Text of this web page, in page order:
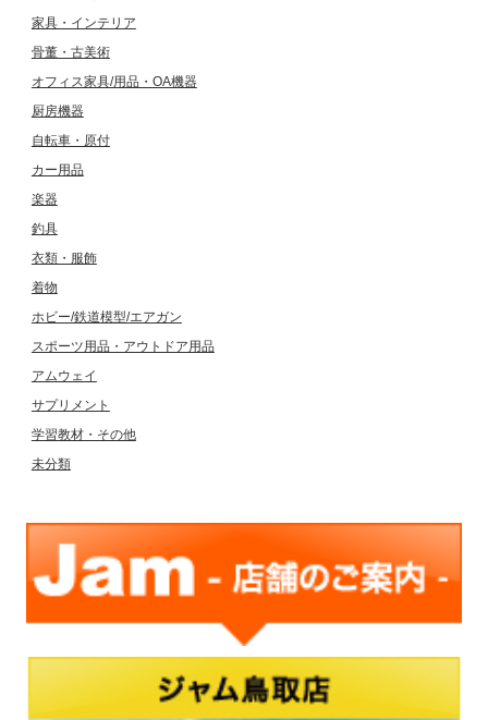
家具・インテリア
骨董・古美術
オフィス家具/用品・OA機器
厨房機器
自転車・原付
カー用品
楽器
釣具
衣類・服飾
着物
ホビー/鉄道模型/エアガン
スポーツ用品・アウトドア用品
アムウェイ
サプリメント
学習教材・その他
未分類